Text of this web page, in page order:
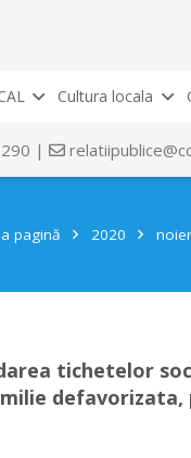
Cultura locala
|
pagină 2020
tichetelor